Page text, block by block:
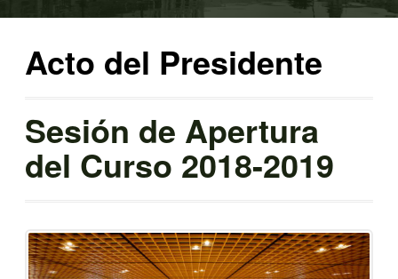
Acto del Presidente
Sesión de Apertura
del Curso 2018-2019